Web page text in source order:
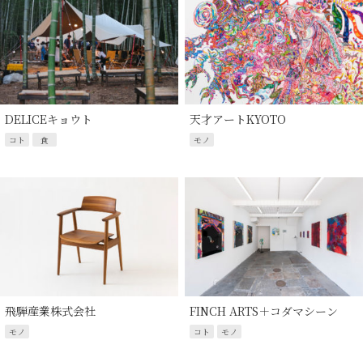
DELICEキョウト
コト 食
天才アートKYOTO
モノ
飛騨産業株式会社
モノ
FINCH ARTS＋コダマシーン
コト モノ